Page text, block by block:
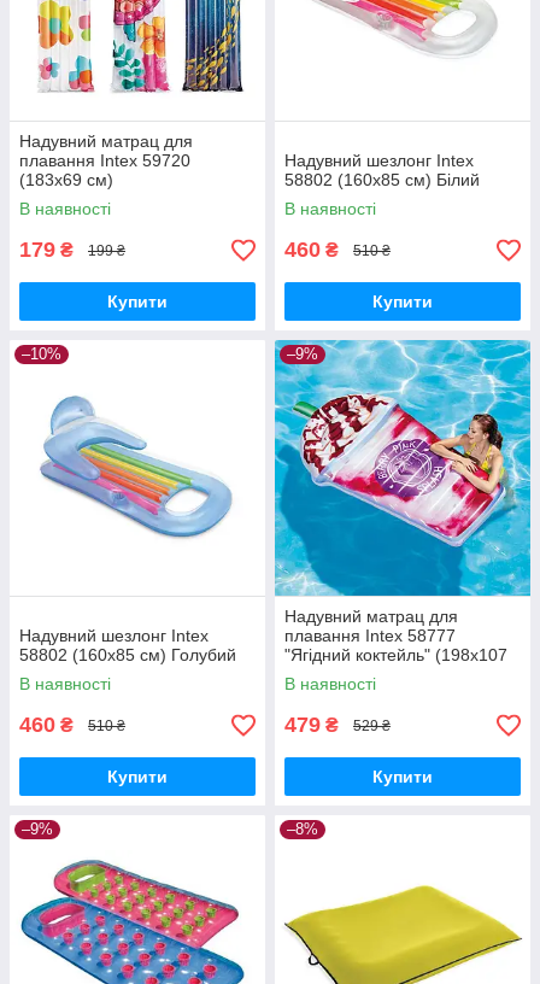
Надувний матрац для
плавання Intex 59720
(183х69 см)
В наявності
179 ₴ 199 ₴
Купити
Надувний шезлонг Intex
58802 (160х85 см) Білий
В наявності
460 ₴ 510 ₴
Купити
–10%
Надувний шезлонг Intex
58802 (160х85 см) Голубий
В наявності
460 ₴ 510 ₴
Купити
–9%
Надувний матрац для
плавання Intex 58777
"Ягідний коктейль" (198х107
см)
В наявності
479 ₴ 529 ₴
Купити
–9% –8%